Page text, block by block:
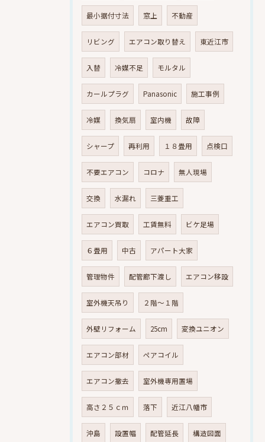
最小据付寸法 窓上 不動産
リビング エアコン取り替え 東近江市
入替 冷媒不足 モルタル
カールプラグ Panasonic 施工事例
冷媒 換気扇 室内機 故障
シャープ 再利用 １８畳用 点検口
不要エアコン コロナ 無人現場
交換 水漏れ 三菱重工
エアコン買取 工賃無料 ビケ足場
６畳用 中古 アパート大家
管理物件 配管廊下渡し エアコン移設
室外機天吊り ２階～１階
外壁リフォーム 25cm 変換ユニオン
エアコン部材 ペアコイル
エアコン撤去 室外機専用置場
高さ２５ｃｍ 落下 近江八幡市
沖島 設置幅 配管延長 構造図面